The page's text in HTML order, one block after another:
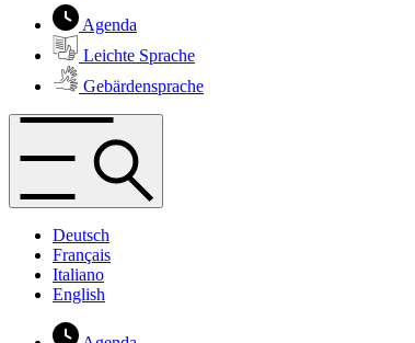
Agenda
Leichte Sprache
Gebärdensprache
Deutsch
Français
Italiano
English